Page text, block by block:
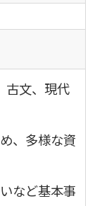
古文、現代
、多様な資
など基本事